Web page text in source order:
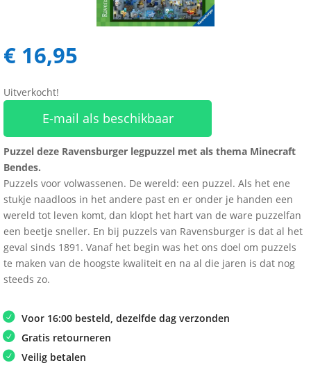
€ 16,95
Uitverkocht!
E-mail als beschikbaar
Puzzel deze Ravensburger legpuzzel met als thema Minecraft
Bendes.
Puzzels voor volwassenen. De wereld: een puzzel. Als het ene
stukje naadloos in het andere past en er onder je handen een
wereld tot leven komt, dan klopt het hart van de ware puzzelfan
een beetje sneller. En bij puzzels van Ravensburger is dat al het
geval sinds 1891. Vanaf het begin was het ons doel om puzzels
te maken van de hoogste kwaliteit en na al die jaren is dat nog
steeds zo.
Voor 16:00 besteld, dezelfde dag verzonden
Gratis retourneren
Veilig betalen